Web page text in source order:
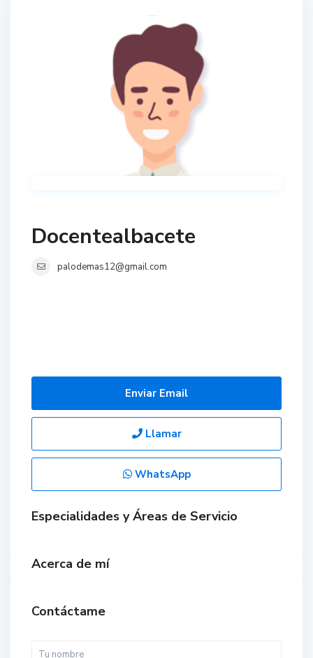
Docentealbacete
palodemas12@gmail.com
Enviar Email
Llamar
WhatsApp
Especialidades y Áreas de Servicio
Acerca de mí
Contáctame